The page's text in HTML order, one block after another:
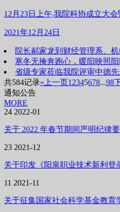
12月23日上午,我院科协成立大
2021年12月24日
院长郝家龙到财经管理系、
寒冬无掩奔跑心，暖阳映照
省级专家莅临我院评审中德
共584记录«上一页1 2345678...98
通知公告
MORE
24 2022-01
关于 2022 年春节期间严明纪律
23 2021-12
关于印发《阳泉职业技术新利登
11 2021-11
关于征集国家社会科学基金教育